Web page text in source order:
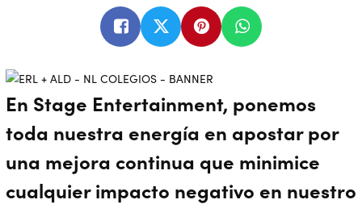
En Stage Entertainment, ponemos
toda nuestra energía en apostar por
una mejora continua que minimice
cualquier impacto negativo en nuestro